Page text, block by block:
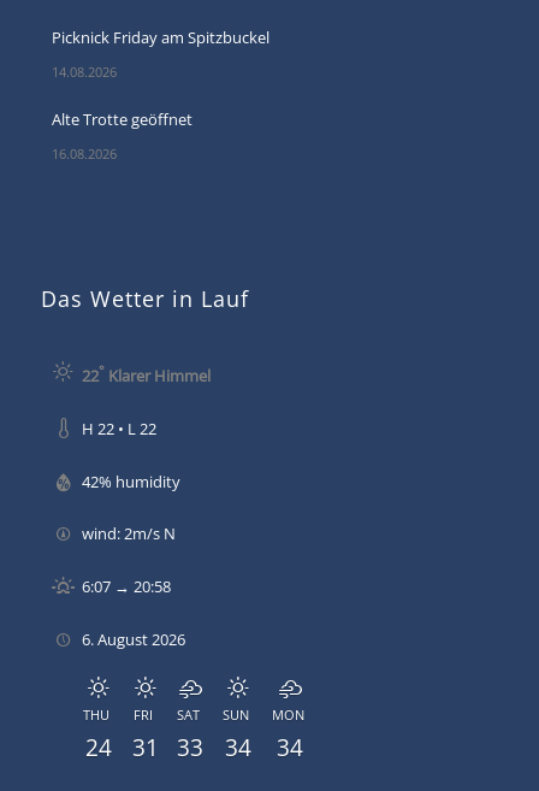
Picknick Friday am Spitzbuckel
14.08.2026
Alte Trotte geöffnet
16.08.2026
Das Wetter in Lauf
22°Klarer Himmel
H 22 • L 22
42% humidity
wind: 2m/s N
6:07 → 20:58
6. August 2026
THU
24
FRI
31
SAT
33
SUN
34
MON
34